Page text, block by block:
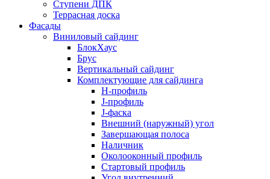
Ступени ДПК
Террасная доска
Фасады
Виниловый сайдинг
БлокХаус
Брус
Вертикальный сайдинг
Комплектующие для сайдинга
H-профиль
J-профиль
J-фаска
Внешний (наружный) угол
Завершающая полоса
Наличник
Околооконный профиль
Стартовый профиль